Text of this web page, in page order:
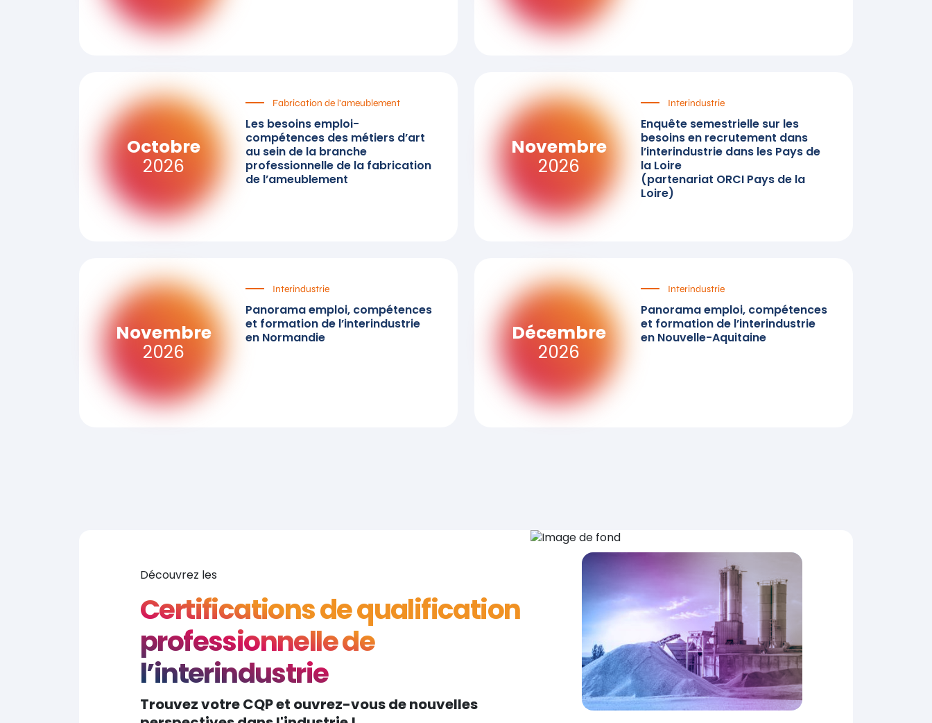
Octobre
2026
Fabrication de l’ameublement
Les besoins emploi-
compétences des métiers d’art
au sein de la branche
professionnelle de la fabrication
de l’ameublement
Novembre
2026
Interindustrie
Enquête semestrielle sur les
besoins en recrutement dans
l’interindustrie dans les Pays de
la Loire
(partenariat ORCI Pays de la
Loire)
Novembre
2026
Interindustrie
Panorama emploi, compétences
et formation de l’interindustrie
en Normandie
Décembre
2026
Interindustrie
Panorama emploi, compétences
et formation de l’interindustrie
en Nouvelle-Aquitaine
Découvrez les
Certifications de qualification
professionnelle de
l’interindustrie
Trouvez votre CQP et ouvrez-vous de nouvelles